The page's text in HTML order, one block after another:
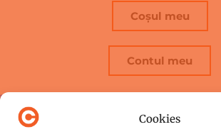
Cookies
Coșul meu
Contul meu